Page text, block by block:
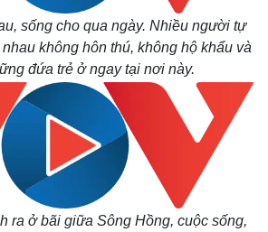
sống cho qua ngày. Nhiều người tự
không hôn thú, không hộ khẩu và
đứa trẻ ở ngay tại nơi này.
ra ở bãi giữa Sông Hồng, cuộc sống,